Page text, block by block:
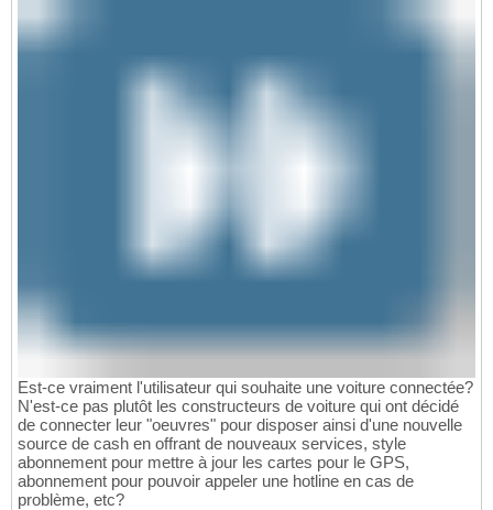
Est-ce vraiment l'utilisateur qui souhaite une voiture connectée?
N'est-ce pas plutôt les constructeurs de voiture qui ont décidé
de connecter leur "oeuvres" pour disposer ainsi d'une nouvelle
source de cash en offrant de nouveaux services, style
abonnement pour mettre à jour les cartes pour le GPS,
abonnement pour pouvoir appeler une hotline en cas de
problème, etc?